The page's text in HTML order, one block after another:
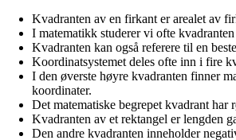
Kvadranten av en firkant er arealet av
I matematikk studerer vi ofte
Kvadranten kan også referere til en
Koordinatsystemet deles ofte inn i fire
I den øverste høyre kvadranten finner
koordinater.
Det matematiske begrepet kvadrant har
Kvadranten av et rektangel er lengden
Den andre kvadranten inneholder